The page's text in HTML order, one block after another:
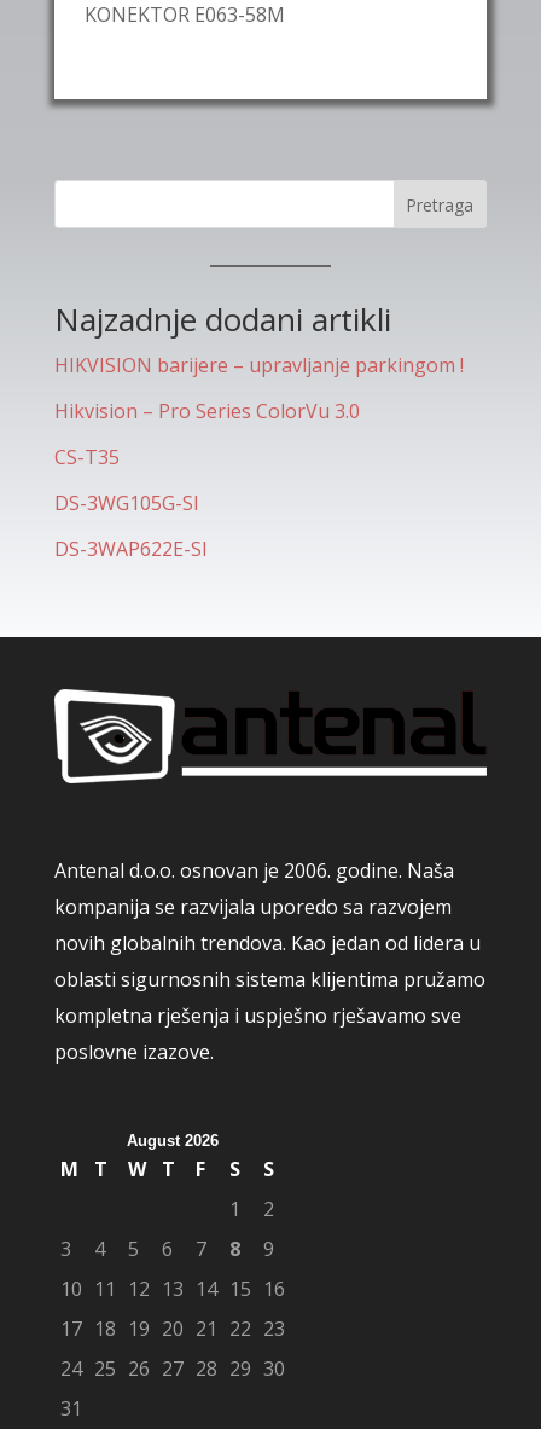
KONEKTOR E063-58M
Pretraga
Najzadnje dodani artikli
HIKVISION barijere – upravljanje parkingom !
Hikvision – Pro Series ColorVu 3.0
CS-T35
DS-3WG105G-SI
DS-3WAP622E-SI
Antenal d.o.o. osnovan je 2006. godine. Naša
kompanija se razvijala uporedo sa razvojem
novih globalnih trendova. Kao jedan od lidera u
oblasti sigurnosnih sistema klijentima pružamo
kompletna rješenja i uspješno rješavamo sve
poslovne izazove.
August 2026
M T W T F S
S
1
2
3
4 5 6 7 8
9
10 11 12 13 14 15 16
17 18 19 20 21 22 23
24 25 26 27 28 29 30
31